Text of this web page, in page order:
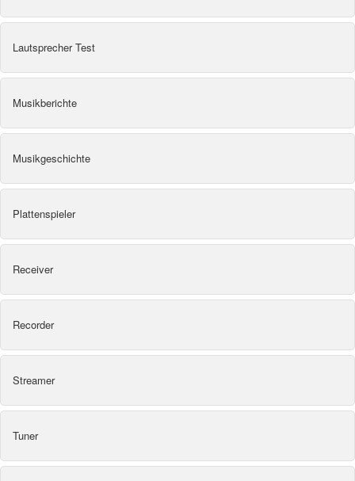
Lautsprecher Test
Musikberichte
Musikgeschichte
Plattenspieler
Receiver
Recorder
Streamer
Tuner